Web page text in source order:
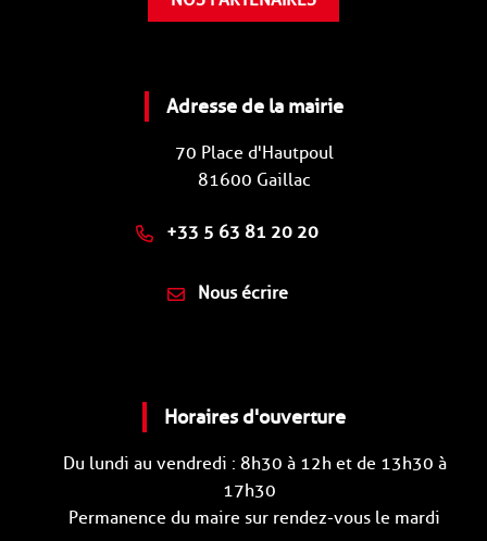
Adresse de la mairie
70 Place d'Hautpoul
81600 Gaillac
+33 5 63 81 20 20
Nous écrire
Horaires d'ouverture
Du lundi au vendredi : 8h30 à 12h et de 13h30 à
17h30
Permanence du maire sur rendez-vous le mardi